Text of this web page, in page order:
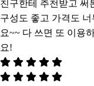
친구한테 추천받고 써
구성도 좋고 가격도 너
요~~ 다 쓰면 또 이용
요!